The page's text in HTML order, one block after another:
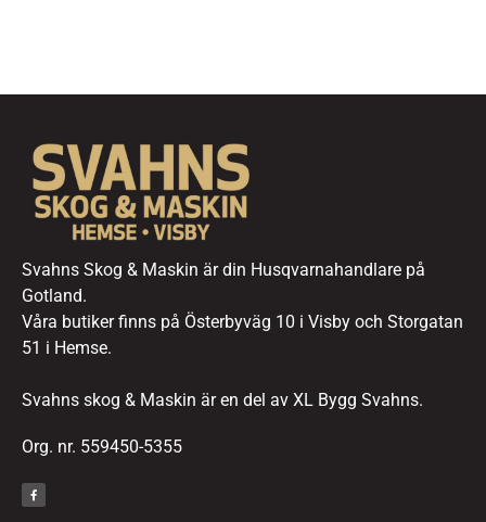
Svahns Skog & Maskin är din Husqvarnahandlare på
Gotland.
Våra butiker finns på Österbyväg 10 i Visby och Storgatan
51 i Hemse.
Svahns skog & Maskin är en del av XL Bygg Svahns.
Org. nr. 559450-5355